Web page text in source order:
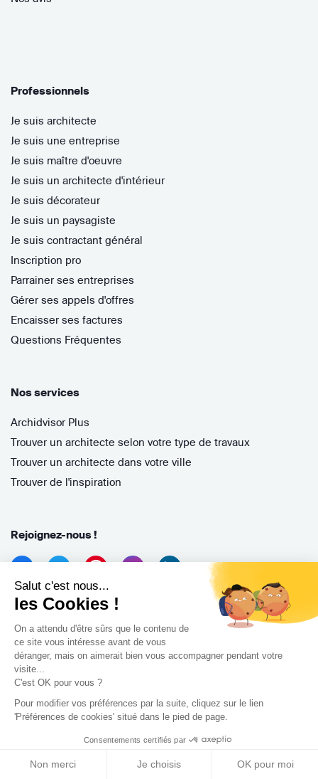
Salut c'est nous...
les Cookies !
On a attendu d'être sûrs que le contenu de
ce site vous intéresse avant de vous
déranger, mais on aimerait bien vous accompagner pendant votre
visite...
C'est OK pour vous ?
Pour modifier vos préférences par la suite, cliquez sur le lien
'Préférences de cookies' situé dans le pied de page.
Consentements certifiés par
Non merci Je choisis OK pour moi
Professionnels
Je suis architecte
Je suis une entreprise
Je suis maître d'oeuvre
Je suis un architecte d'intérieur
Je suis décorateur
Je suis un paysagiste
Je suis contractant général
Inscription pro
Parrainer ses entreprises
Gérer ses appels d'offres
Encaisser ses factures
Questions Fréquentes
Nos services
Archidvisor Plus
Trouver un architecte selon votre type de travaux
Trouver un architecte dans votre ville
Trouver de l'inspiration
Rejoignez-nous !
13 Rue des Cordeliers, 33000 Bordeaux, France
Copyright 2021